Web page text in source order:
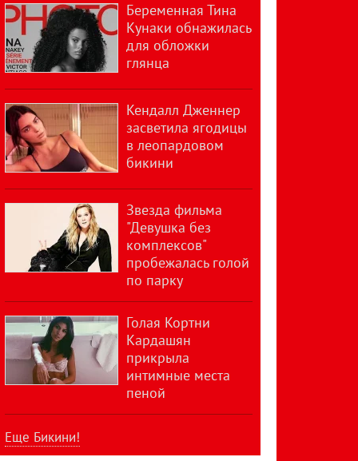
Беременная Тина
Кунаки обнажилась
для обложки
глянца
Кендалл Дженнер
засветила ягодицы
в леопардовом
бикини
Звезда фильма
"Девушка без
комплексов"
пробежалась голой
по парку
Голая Кортни
Кардашян
прикрыла
интимные места
пеной
Еще Бикини!